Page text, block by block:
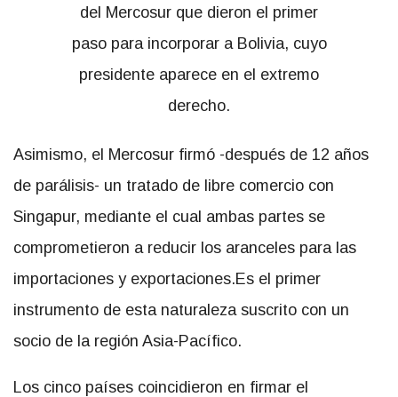
Asimismo, el Mercosur firmó -después de 12 años
de parálisis- un tratado de libre comercio con
Singapur, mediante el cual ambas partes se
comprometieron a reducir los aranceles para las
importaciones y exportaciones.Es el primer
instrumento de esta naturaleza suscrito con un
socio de la región Asia-Pacífico.
Los cinco países coincidieron en firmar el